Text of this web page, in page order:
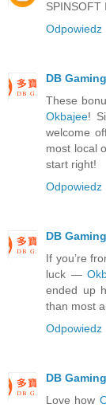
SPINSOFT
Odpowiedz
DB Gaming
These
Okbajee!
welcome
most local
start right!
Odpowiedz
DB Gaming
If you’re
luck —
ended up
than most
Odpowiedz
DB Gaming
Love how